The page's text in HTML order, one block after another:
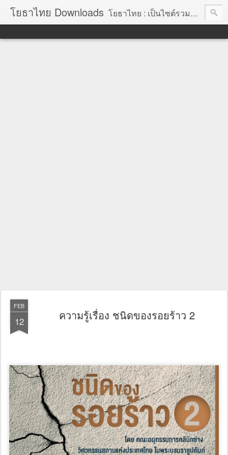
โยธาไทย Downloads โยธาไทย : เป็นไซต์รวมข้อมูลความรู้ สำหรับช่างโยธา นายช่างโยธา วิศวกรโยธา ตลอดจนความรู้สำหรับผู้ที่ปฏิบัติงานในองค์กรปกครองส่วนท้องถิ่น จัดทำโดย นายอภิสิทธิ์ มากสุวรรณ โยธา, โยธาไทย,ช่างโยธา, นายช่างโยธา,วิศวกร, วิศวกรรม, ราคากลาง,หลักเกณฑ์การคำนวณราคากลาง, ราคาวัสดุก่อสร้าง, ราคาพาณิชย์จังหวัด, ค่าขนส่ง, ค่าเสื่อม, ค่าอำนวยการ, ถอดแบบ, ไม้แบบ, วัสดุก่อสร้าง, ค่าแรง, ค่าแรงงาน, ค่าแรงงานคน, ไม้แบบ, การถอดวัสดุ
FEB
12 ความรู้เรื่อง ชนิดของรอยร้าว 2